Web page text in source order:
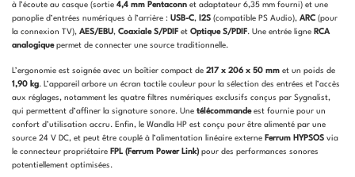
à l’écoute au casque (sortie 4,4 mm Pentaconn et adaptateur 6,35 mm fourni) et une
panoplie d’entrées numériques à l’arrière : USB-C, I2S (compatible PS Audio), ARC (pour
la connexion TV), AES/EBU, Coaxiale S/PDIF et Optique S/PDIF. Une entrée ligne RCA
analogiquepermet de connecter une source traditionnelle.
L’ergonomie est soignée avec un boîtier compact de 217 x 206 x 50 mm et un poids de
1,90 kg. L’appareil arbore un écran tactile couleur pour la sélection des entrées et l’accès
aux réglages, notamment les quatre filtres numériques exclusifs conçus par Sygnalist,
qui permettent d’affiner la signature sonore. Une télécommandeest fournie pour un
confort d’utilisation accru. Enfin, le Wandla HP est conçu pour être alimenté par une
source 24 V DC, et peut être couplé à l’alimentation linéaire externe Ferrum HYPSOS via
le connecteur propriétaire FPL (Ferrum Power Link)pour des performances sonores
potentiellement optimisées.